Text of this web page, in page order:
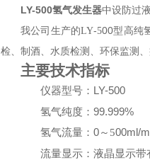
LY-500氢气发生器中设防过
我公司生产的LY-500型 高纯
检、制酒、水质检测、环保监测
主要技术指标
仪器型号： LY-500
氢气纯度： 99.999%
氢气流量： 0～ 500ml/
流量显示： 液晶显示带